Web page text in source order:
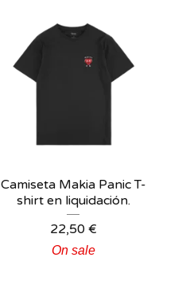
Camiseta Makia Panic T-
shirt en liquidación.
22,50 €
On sale